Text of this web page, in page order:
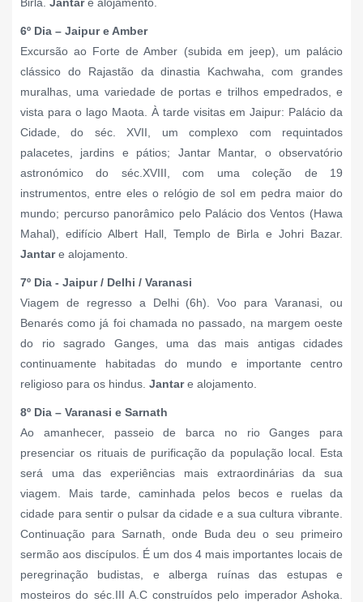
6º Dia – Jaipur e Amber
Excursão ao Forte de Amber (subida em jeep), um palácio
clássico do Rajastão da dinastia Kachwaha, com grandes
muralhas, uma variedade de portas e trilhos empedrados, e
vista para o lago Maota. À tarde visitas em Jaipur: Palácio da
Cidade, do séc. XVII, um complexo com requintados
palacetes, jardins e pátios; Jantar Mantar, o observatório
astronómico do séc.XVIII, com uma coleção de 19
instrumentos, entre eles o relógio de sol em pedra maior do
mundo; percurso panorâmico pelo Palácio dos Ventos (Hawa
Mahal), edifício Albert Hall, Templo de Birla e Johri Bazar.
Jantare alojamento.
7º Dia - Jaipur / Delhi / Varanasi
Viagem de regresso a Delhi (6h). Voo para Varanasi, ou
Benarés como já foi chamada no passado, na margem oeste
do rio sagrado Ganges, uma das mais antigas cidades
continuamente habitadas do mundo e importante centro
religioso para os hindus. Jantare alojamento.
8º Dia – Varanasi e Sarnath
Ao amanhecer, passeio de barca no rio Ganges para
presenciar os rituais de purificação da população local. Esta
será uma das experiências mais extraordinárias da sua
viagem. Mais tarde, caminhada pelos becos e ruelas da
cidade para sentir o pulsar da cidade e a sua cultura vibrante.
Continuação para Sarnath, onde Buda deu o seu primeiro
sermão aos discípulos. É um dos 4 mais importantes locais de
peregrinação budistas, e alberga ruínas das estupas e
mosteiros do séc.III A.C construídos pelo imperador Ashoka.